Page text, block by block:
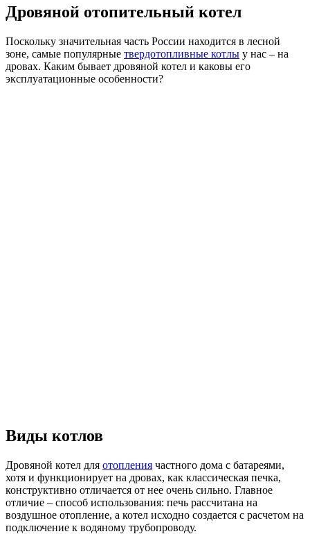
Дровяной отопительный котел
Поскольку значительная часть России находится в лесной
зоне, самые популярные твердотопливные котлы у нас – на
дровах. Каким бывает дровяной котел и каковы его
эксплуатационные особенности?
Виды котлов
Дровяной котел для отопления частного дома с батареями,
хотя и функционирует на дровах, как классическая печка,
конструктивно отличается от нее очень сильно. Главное
отличие – способ использования: печь рассчитана на
воздушное отопление, а котел исходно создается с расчетом на
подключение к водяному трубопроводу.